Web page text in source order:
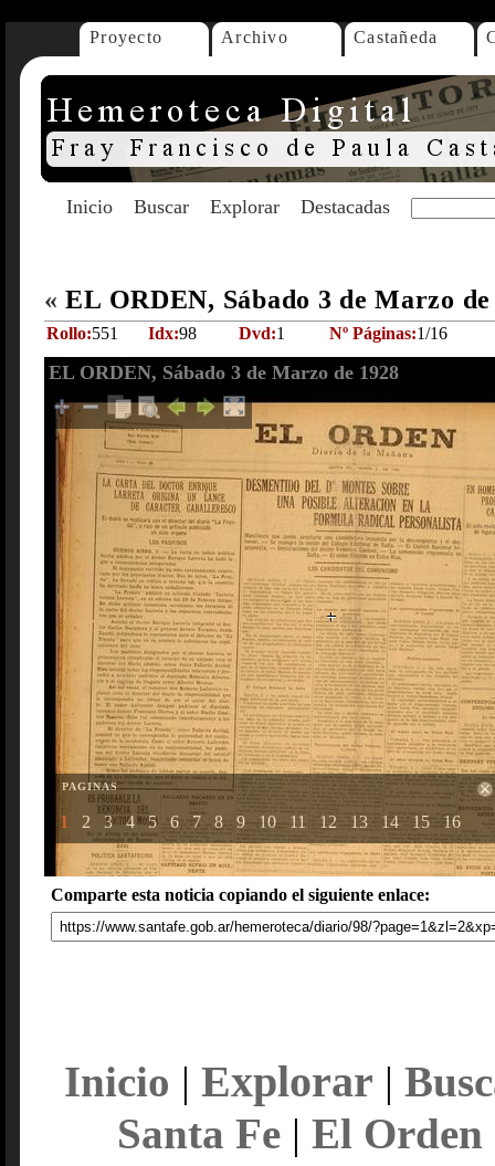
Proyecto Archivo Castañeda
Inicio Buscar Explorar Destacadas
« EL ORDEN, Sábado 3 de Marzo
Rollo:551 Idx:98 Dvd:1 Nº Páginas:1/16
EL ORDEN, Sábado 3 de Marzo de 1928
PAGINAS
1 2 3 4 5 6 7 8 9 10 11 12 13 14 15 16
Comparte esta noticia copiando el siguiente enlace:
Inicio | Explorar |
Santa Fe| El Orden